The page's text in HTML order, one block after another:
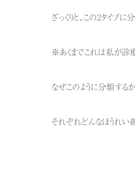
ざっくりと、この2タイプに
※あくまでこれは私が診
なぜこのように分類する
それぞれどんなほうれい